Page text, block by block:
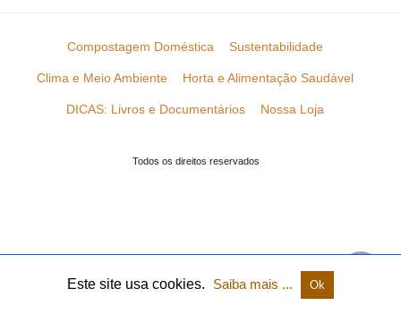
Compostagem Doméstica Sustentabilidade
Clima e Meio Ambiente Horta e Alimentação Saudável
DICAS: Livros e Documentários Nossa Loja
Todos os direitos reservados
Este site usa cookies. Saiba mais ... Ok